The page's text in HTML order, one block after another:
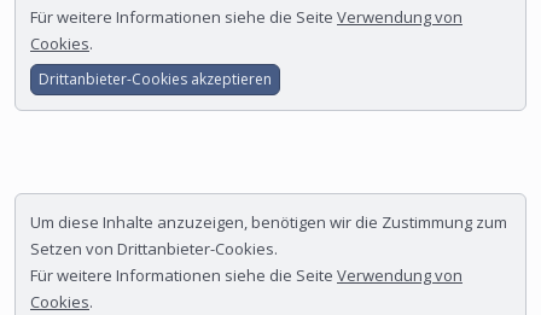
Für weitere Informationen siehe die Seite Verwendung von
Cookies.
Drittanbieter-Cookies akzeptieren
Um diese Inhalte anzuzeigen, benötigen wir die Zustimmung zum
Setzen von Drittanbieter-Cookies.
Für weitere Informationen siehe die Seite Verwendung von
Cookies.